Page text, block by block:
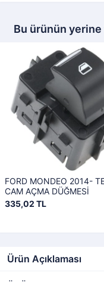
Bu ürünün
FORD MONDEO 2014-
CAM AÇMA DÜĞMESİ
335,02 TL
Ürün Açıklaması